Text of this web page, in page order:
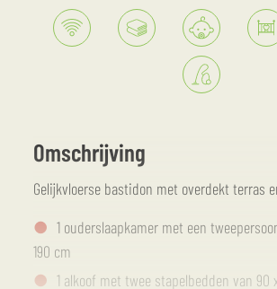
Omschrijving
Gelijkvloerse bastidon met overdekt terras
1 ouderslaapkamer met een
190 cm
1 alkoof met twee stapelbedden van 90